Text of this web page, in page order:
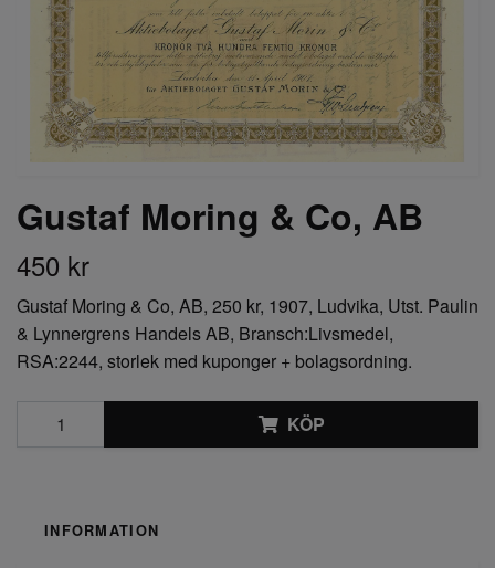
Gustaf Moring & Co, AB
450 kr
Gustaf Moring & Co, AB, 250 kr, 1907, Ludvika, Utst. Paulin
& Lynnergrens Handels AB, Bransch:Livsmedel,
RSA:2244, storlek med kuponger + bolagsordning.
KÖP
INFORMATION